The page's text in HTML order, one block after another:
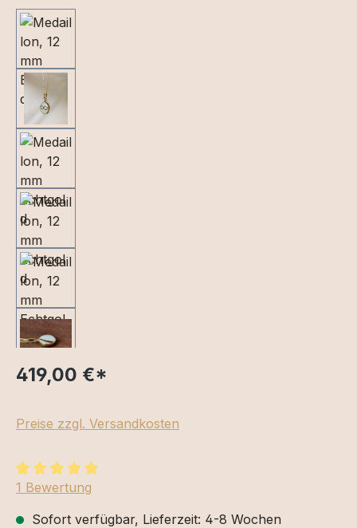
419,00 €*
Preise zzgl. Versandkosten
Durchschnittliche Bewertung von 5 von 5 Sternen
1 Bewertung
Sofort verfügbar, Lieferzeit: 4-8 Wochen